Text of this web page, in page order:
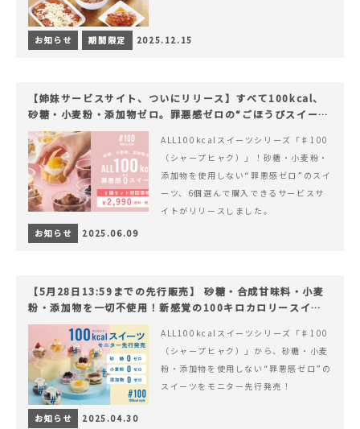
お知らせ 期間限定 2025.12.15
【姉妹サービスサイト、ついにリリース】すべて100kcal、
砂糖・小麦粉・添加物ゼロ。罪悪感ゼロの“ごほうびスイー
ツ”『#100（シャープ100）』
ALL100kcalスイーツシリーズ「♯100
（シャープヒャク）」！砂糖・小麦粉・
添加物を使用しない“罪悪感ゼロ”のスイ
ーツ、6個選んで購入できるサービスサ
イトがリリースしました。
お知らせ
2025.06.09
【5月28日13:59までの先行販売】 砂糖・合成甘味料・小麦
粉・添加物を一切不使用！新感覚の100キロカロリースイー
ツでヘルシーライフを。
ALL100kcalスイーツシリーズ「♯100
（シャープヒャク）」から、砂糖・小麦
粉・添加物を使用しない“罪悪感ゼロ”の
スイーツをモニター先行発売！
お知らせ 2025.04.30